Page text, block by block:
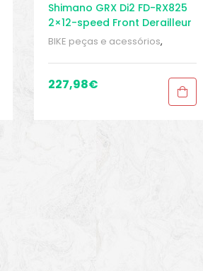
Shimano GRX Di2 FD-RX825
2×12-speed Front Derailleur
BIKE peças e acessórios,
ciclocross,
227,98€